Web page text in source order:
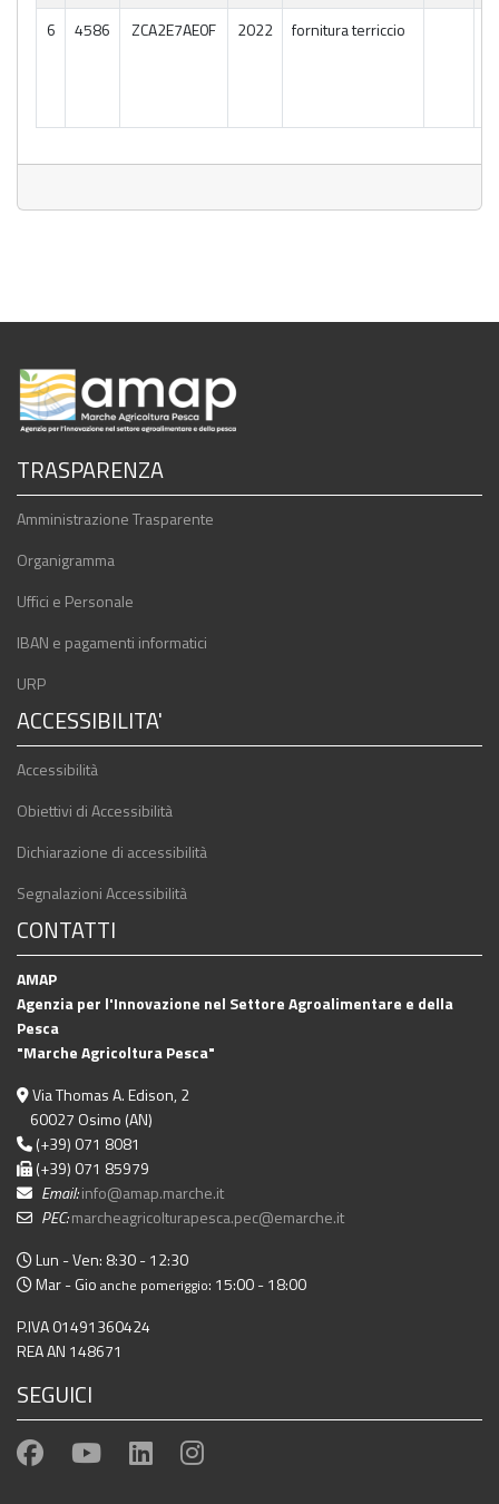
6 4586 ZCA2E7AE0F 2022 fornitura terriccio
TRASPARENZA
Amministrazione Trasparente
Organigramma
Uffici e Personale
IBAN e pagamenti informatici
URP
ACCESSIBILITA'
Accessibilità
Obiettivi di Accessibilità
Dichiarazione di accessibilità
Segnalazioni Accessibilità
CONTATTI
AMAP
Agenzia per l'Innovazione nel Settore Agroalimentare e della
Pesca
"Marche Agricoltura Pesca"
Via Thomas A. Edison, 2
60027 Osimo (AN)
(+39) 071 8081
(+39) 071 85979
Email:info@amap.marche.it
PEC:marcheagricolturapesca.pec@emarche.it
Lun - Ven: 8:30 - 12:30
Mar - Gio anche pomeriggio: 15:00 - 18:00
P.IVA 01491360424
REA AN 148671
SEGUICI